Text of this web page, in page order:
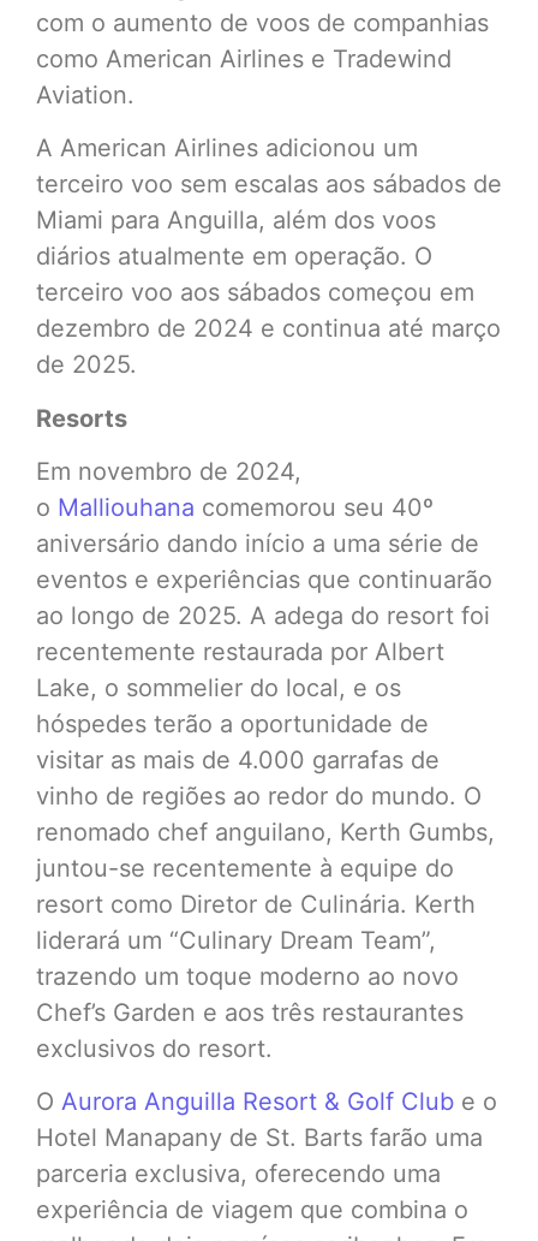
com o aumento de voos de companhias
como American Airlines e Tradewind
Aviation.
A American Airlines adicionou um
terceiro voo sem escalas aos sábados de
Miami para Anguilla, além dos voos
diários atualmente em operação. O
terceiro voo aos sábados começou em
dezembro de 2024 e continua até março
de 2025.
Resorts
Em novembro de 2024,
o Malliouhana comemorou seu 40º
aniversário dando início a uma série de
eventos e experiências que continuarão
ao longo de 2025. A adega do resort foi
recentemente restaurada por Albert
Lake, o sommelier do local, e os
hóspedes terão a oportunidade de
visitar as mais de 4.000 garrafas de
vinho de regiões ao redor do mundo. O
renomado chef anguilano, Kerth Gumbs,
juntou-se recentemente à equipe do
resort como Diretor de Culinária. Kerth
liderará um “Culinary Dream Team”,
trazendo um toque moderno ao novo
Chef’s Garden e aos três restaurantes
exclusivos do resort.
O Aurora Anguilla Resort & Golf Club e o
Hotel Manapany de St. Barts farão uma
parceria exclusiva, oferecendo uma
experiência de viagem que combina o